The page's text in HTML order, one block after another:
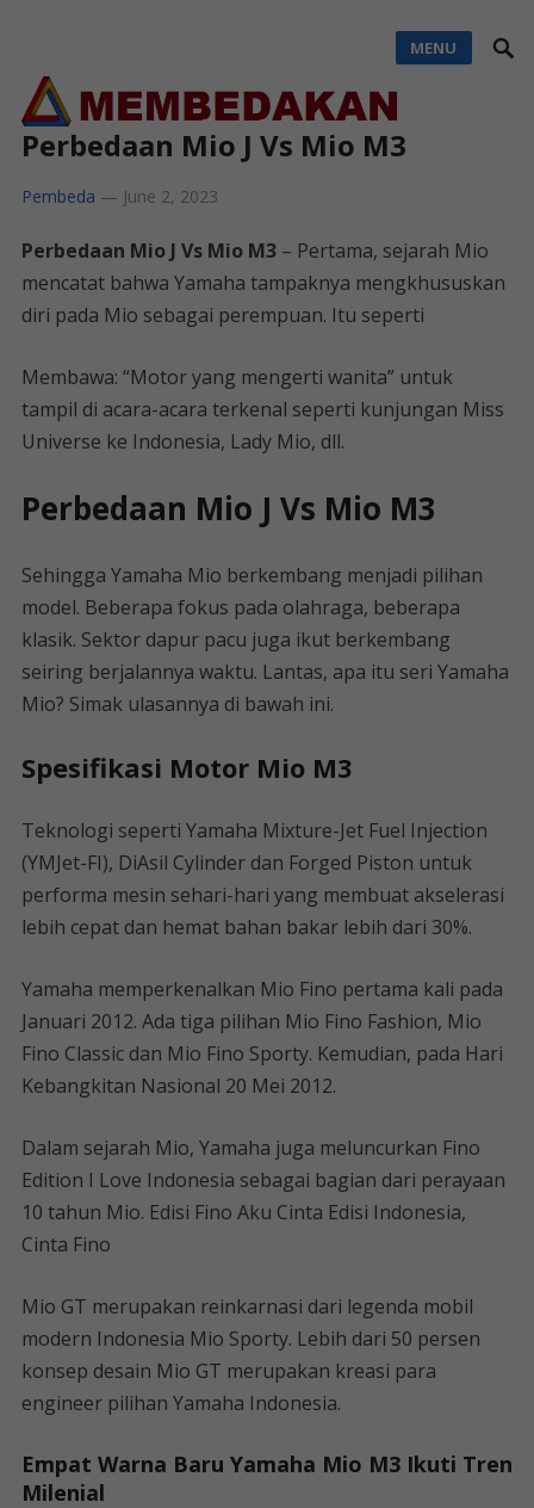
MENU
Perbedaan Mio J Vs Mio M3
Pembeda — June 2, 2023
Perbedaan Mio J Vs Mio M3– Pertama, sejarah Mio
mencatat bahwa Yamaha tampaknya mengkhususkan
diri pada Mio sebagai perempuan. Itu seperti
Membawa: “Motor yang mengerti wanita” untuk
tampil di acara-acara terkenal seperti kunjungan Miss
Universe ke Indonesia, Lady Mio, dll.
Perbedaan Mio J Vs Mio M3
Sehingga Yamaha Mio berkembang menjadi pilihan
model. Beberapa fokus pada olahraga, beberapa
klasik. Sektor dapur pacu juga ikut berkembang
seiring berjalannya waktu. Lantas, apa itu seri Yamaha
Mio? Simak ulasannya di bawah ini.
Spesifikasi Motor Mio M3
Teknologi seperti Yamaha Mixture-Jet Fuel Injection
(YMJet-FI), DiAsil Cylinder dan Forged Piston untuk
performa mesin sehari-hari yang membuat akselerasi
lebih cepat dan hemat bahan bakar lebih dari 30%.
Yamaha memperkenalkan Mio Fino pertama kali pada
Januari 2012. Ada tiga pilihan Mio Fino Fashion, Mio
Fino Classic dan Mio Fino Sporty. Kemudian, pada Hari
Kebangkitan Nasional 20 Mei 2012.
Dalam sejarah Mio, Yamaha juga meluncurkan Fino
Edition I Love Indonesia sebagai bagian dari perayaan
10 tahun Mio. Edisi Fino Aku Cinta Edisi Indonesia,
Cinta Fino
Mio GT merupakan reinkarnasi dari legenda mobil
modern Indonesia Mio Sporty. Lebih dari 50 persen
konsep desain Mio GT merupakan kreasi para
engineer pilihan Yamaha Indonesia.
Empat Warna Baru Yamaha Mio M3 Ikuti Tren
Milenial